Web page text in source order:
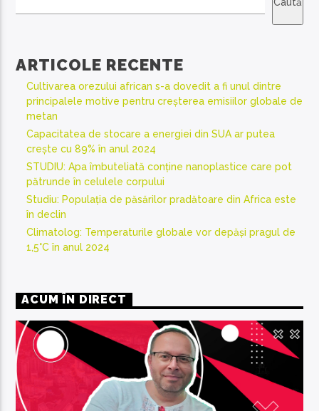
Caută
ARTICOLE RECENTE
Cultivarea orezului african s-a dovedit a fi unul dintre
principalele motive pentru creșterea emisiilor globale de
metan
Capacitatea de stocare a energiei din SUA ar putea
crește cu 89% în anul 2024
STUDIU: Apa îmbuteliată conține nanoplastice care pot
pătrunde în celulele corpului
Studiu: Populația de păsărilor pradătoare din Africa este
în declin
Climatolog: Temperaturile globale vor depăși pragul de
1,5°C în anul 2024
ACUM ÎN DIRECT